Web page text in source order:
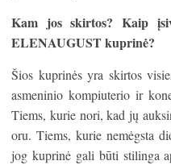
Kam jos skirtos? Kaip į
ELENAUGUST kuprinė?
Šios kuprinės yra skirtos
asmeninio kompiuterio ir
Tiems, kurie nori, kad jų
oru. Tiems, kurie nemėgsta
jog kuprinė gali būti stilinga